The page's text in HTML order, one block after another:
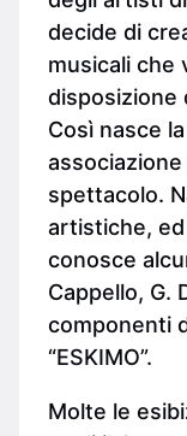
decide di
musicali che
disposizione
Così nasce la
spettacolo.
artistiche,
conosce
Cappello, G.
componenti
“ESKIMO”.
Molte le